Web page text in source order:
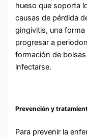
hueso que soporta
causas de pérdida
gingivitis, una
progresar a
formación de
infectarse.
Prevención y
Para prevenir la